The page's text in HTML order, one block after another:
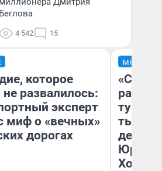
Беглова
4 542 15
которое
развалилось:
эксперт
миф о «вечных»
дорогах
МНЕНИЕ
тысяч,
день